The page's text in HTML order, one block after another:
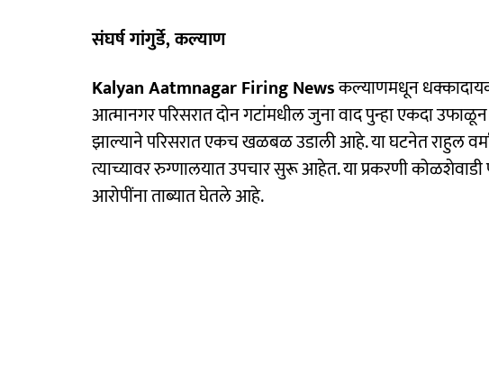
संघर्ष गांगुर्डे, कल्याण
Kalyan Aatmnagar Firing Newsकल्याणमधून
आत्मानगर परिसरात दोन गटांमधील जुना वाद पुन्हा एकदा
झाल्याने परिसरात एकच खळबळ उडाली आहे. या घटनेत राहुल
त्याच्यावर रुग्णालयात उपचार सुरू आहेत. या प्रकरणी कोळशेवाडी
आरोपींना ताब्यात घेतले आहे.